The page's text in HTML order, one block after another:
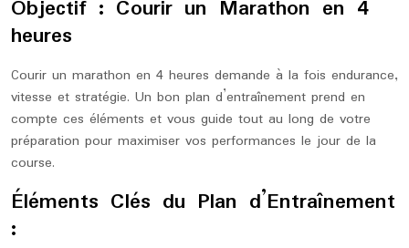
Objectif : Courir un Marathon en 4
heures
Courir un marathon en 4 heures demande à la fois endurance,
vitesse et stratégie. Un bon plan d’entraînement prend en
compte ces éléments et vous guide tout au long de votre
préparation pour maximiser vos performances le jour de la
course.
Éléments Clés du Plan d’Entraînement
: